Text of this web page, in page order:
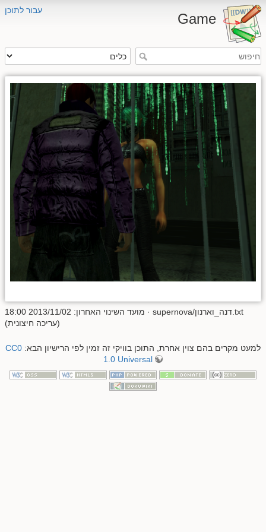
עבור לתוכן
Game
supernova/דנה_וארנון.txt
· מועד השינוי האחרון: 2013/11/02 18:00
(עריכה חיצונית)
למעט מקרים בהם צוין אחרת, התוכן בוויקי זה זמין לפי הרישיון הבא: CC0
1.0 Universal